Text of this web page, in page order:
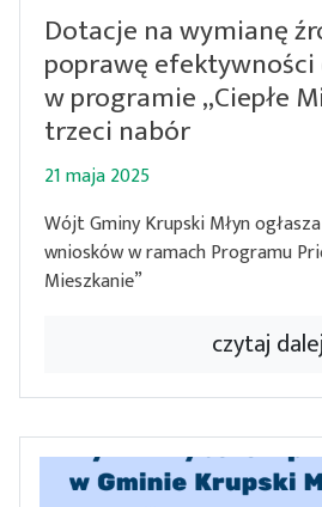
Dotacje na wymianę
poprawę
w programie „Ciepłe
trzeci nabór
21 maja 2025
Wójt Gminy Krupski Młyn
wniosków w ramach Programu
Mieszkanie”
czytaj dalej